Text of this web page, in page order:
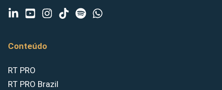
Conteúdo
RT PRO
RT PRO Brazil